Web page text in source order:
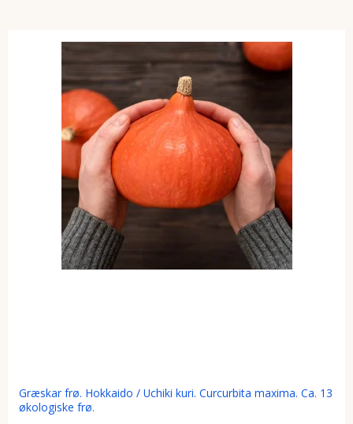
Græskar frø. Hokkaido / Uchiki kuri. Curcurbita maxima. Ca. 13
økologiske frø.